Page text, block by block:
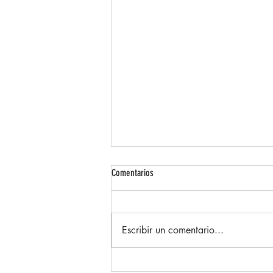
Diseña un blog increíble
Comentarios
Escribir un comentario...